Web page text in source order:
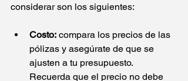
considerar son los siguientes:
Costo: compara los precios de las
pólizas y asegúrate de que se
ajusten a tu presupuesto.
Recuerda que el precio no debe